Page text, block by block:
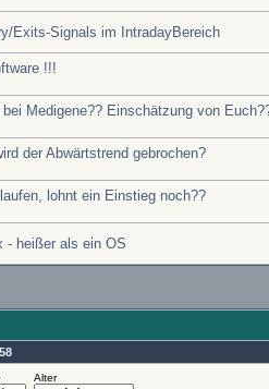
Exits-Signals im IntradayBereich
!!!
Medigene?? Einschätzung von
der Abwärtstrend gebrochen?
lohnt ein Einstieg noch??
- heißer als ein OS
Alter